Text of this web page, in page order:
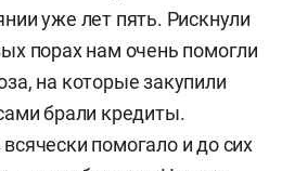
уже лет пять. Рискнули
порах нам очень помогли
на которые закупили
брали кредиты.
помогало и до сих